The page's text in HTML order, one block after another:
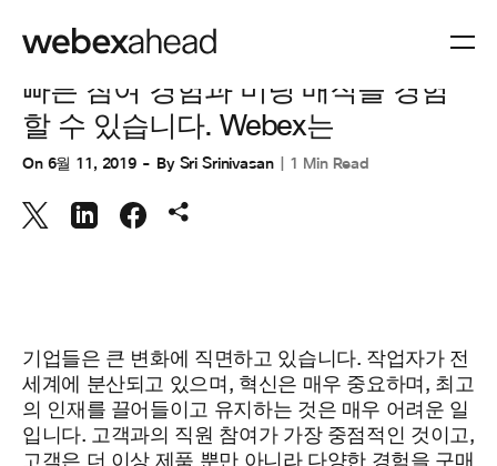
협업
빠른 참여 경험과 미팅 매직을 경험
할 수 있습니다. Webex는
On 6월 11, 2019 By Sri Srinivasan 1 Min Read
기업들은 큰 변화에 직면하고 있습니다. 작업자가 전
세계에 분산되고 있으며, 혁신은 매우 중요하며, 최고
의 인재를 끌어들이고 유지하는 것은 매우 어려운 일
입니다. 고객과의 직원 참여가 가장 중점적인 것이고,
고객은 더 이상 제품 뿐만 아니라 다양한 경험을 구매